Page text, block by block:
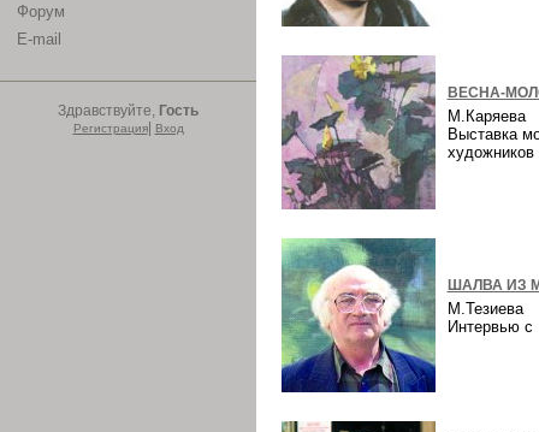
Форум
E-mail
Здравствуйте, Гость
Регистрация| Вход
ВЕСНА-
М.Каряева
Выставка
ШАЛВА ИЗ
М.Тезиева
Интервью